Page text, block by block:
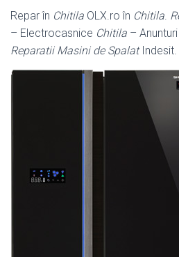
Repar în Chitila OLX.ro în Chitila.
– Electrocasnice Chitila –
Reparatii Masini de SpalatIndesit.